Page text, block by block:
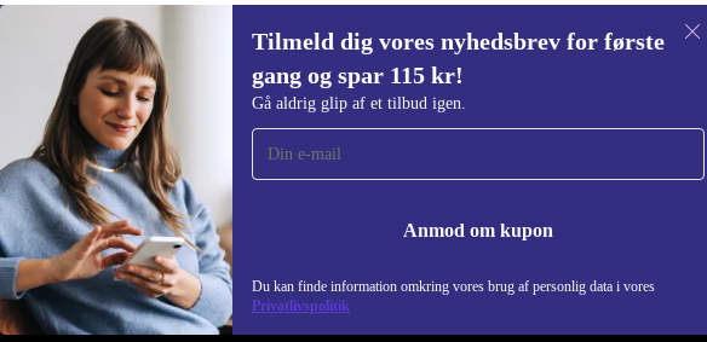
Tilmeld dig vores nyhedsbrev for første
gang og spar 115 kr!
Gå aldrig glip af et tilbud igen.
Anmod om kupon
Du kan finde information omkring vores brug af personlig data i vores
Privatlivspolitik
Tilmeld dig vores nyhedsbrev for første
gang og spar 115 kr!
Gå aldrig glip af et tilbud igen.
Du kan finde
REFURBED DANMARK - RETHINK NEW.